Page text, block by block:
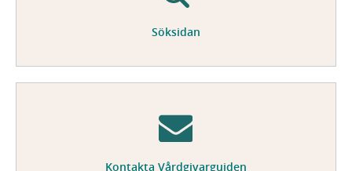
Söksidan
Kontakta Vårdgivarguiden